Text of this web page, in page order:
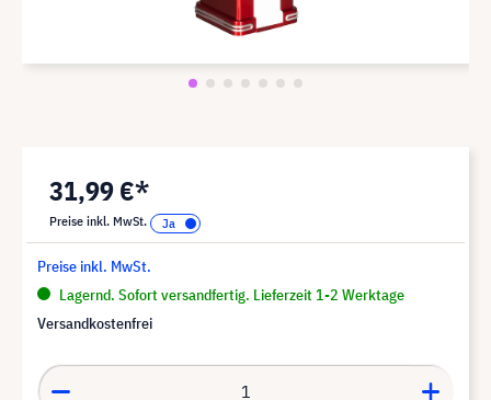
31,99 €*
Preise inkl. MwSt.
Preise inkl. MwSt.
Lagernd. Sofort versandfertig. Lieferzeit 1-2 Werktage
Versandkostenfrei